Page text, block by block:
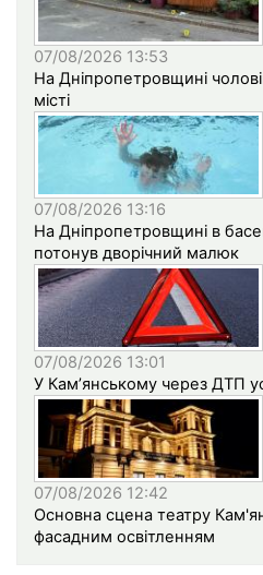
07/08/2026 13:53
На Дніпропетровщині
місті
07/08/2026 13:16
На Дніпропетровщині в
потонув дворічний малюк
07/08/2026 13:01
У Кам’янському через ДТП
07/08/2026 12:42
Основна сцена театру
фасадним освітленням